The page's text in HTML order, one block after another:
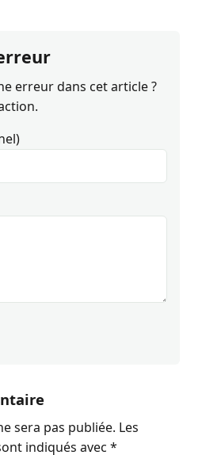
erreur dans cet article ?
sera pas publiée. Les
indiqués avec *